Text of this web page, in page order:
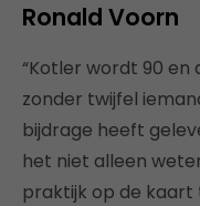
Ronald Voorn
“Kotler wordt 90 en
zonder twijfel
bijdrage heeft
het niet alleen
praktijk op de kaart